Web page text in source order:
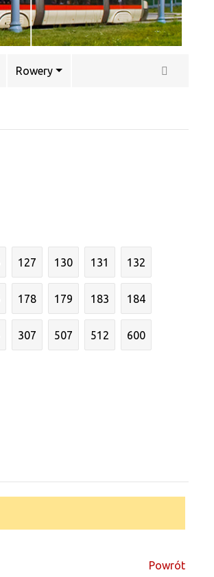
Rowery
127 130 131 132
178 179 183 184
307 507 512 600
Powrót